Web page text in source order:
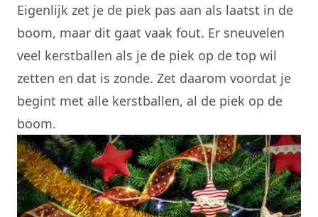
Eigenlijk zet je de piek pas aan als laatst in de
boom, maar dit gaat vaak fout. Er sneuvelen
veel kerstballen als je de piek op de top wil
zetten en dat is zonde. Zet daarom voordat je
begint met alle kerstballen, al de piek op de
boom.